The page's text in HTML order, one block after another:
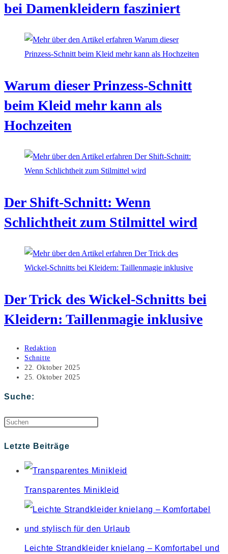
bei Damenkleidern fasziniert
Warum dieser Prinzess-Schnitt
beim Kleid mehr kann als
Hochzeiten
Der Shift-Schnitt: Wenn
Schlichtheit zum Stilmittel wird
Der Trick des Wickel-Schnitts bei
Kleidern: Taillenmagie inklusive
Beitrags-
Autor:
Redaktion
Beitrags-
Kategorie:
Schnitte
Beitrag
veröffentlicht:
22. Oktober 2025
Beitrag
geändert
25. Oktober 2025
Suche:
Letzte Beiträge
Transparentes Minikleid
Leichte Strandkleider knielang – Komfortabel und